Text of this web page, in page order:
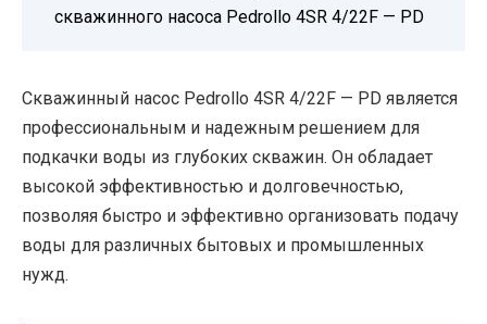
скважинного насоса Pedrollo 4SR 4/22F — PD
Скважинный насос Pedrollo 4SR 4/22F — PD является
профессиональным и надежным решением для
подкачки воды из глубоких скважин. Он обладает
высокой эффективностью и долговечностью,
позволяя быстро и эффективно организовать подачу
воды для различных бытовых и промышленных
нужд.